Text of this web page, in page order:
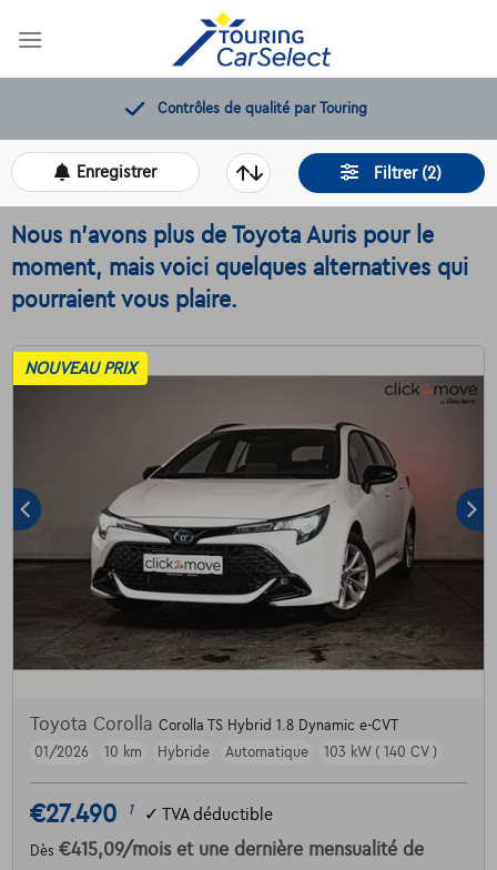
12 mois de dépannage offerts
Filtrer (2)
Enregistrer
Nous n'avons plus de Toyota Auris pour le
moment, mais voici quelques alternatives qui
pourraient vous plaire.
NOUVEAU PRIX
Toyota Corolla Corolla TS Hybrid 1.8 Dynamic e-CVT
01/2026
10 km Hybride Automatique 103 kW ( 140 CV )
€27.490 1 ✓ TVA déductible
Dès €415,09/mois et une dernière mensualité de